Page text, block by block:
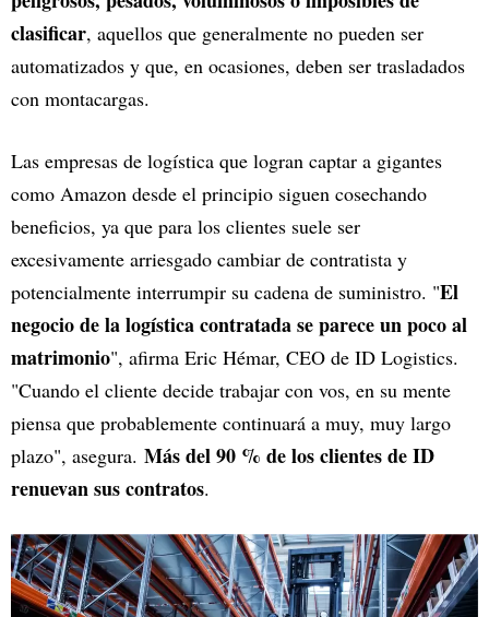
clasificar, aquellos que generalmente no pueden ser
automatizados y que, en ocasiones, deben ser trasladados
con montacargas.
Las empresas de logística que logran captar a gigantes
como Amazon desde el principio siguen cosechando
beneficios, ya que para los clientes suele ser
excesivamente arriesgado cambiar de contratista y
potencialmente interrumpir su cadena de suministro. "El
negocio de la logística contratada se parece un poco al
matrimonio", afirma Eric Hémar, CEO de ID Logistics.
"Cuando el cliente decide trabajar con vos, en su mente
piensa que probablemente continuará a muy, muy largo
plazo", asegura. Más del 90 % de los clientes de ID
renuevan sus contratos.